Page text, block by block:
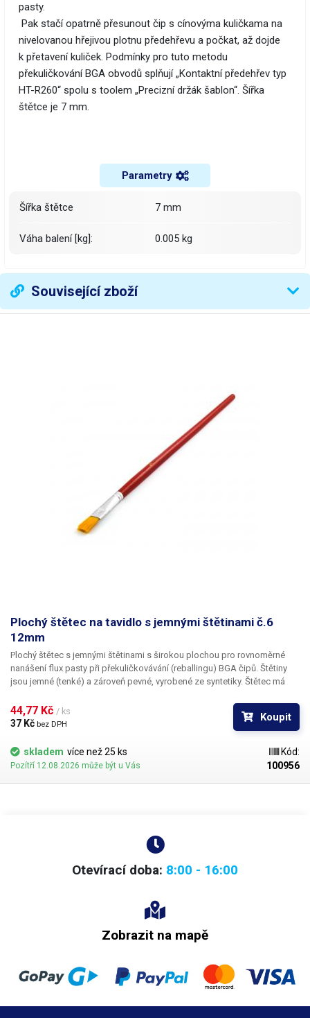
pasty.
Pak stačí opatrně přesunout čip s cínovýma kuličkama na
nivelovanou hřejivou plotnu předehřevu a počkat, až dojde
k přetavení kuliček. Podmínky pro tuto metodu
překuličkování BGA obvodů splňují „Kontaktní předehřev typ
HT-R260“ spolu s toolem „Precizní držák šablon“. Šířka
štětce je 7 mm.
Parametry
šířka štětce 7 mm
Váha balení [kg]: 0.005 kg
Související zboží
Plochý štětec na tavidlo s jemnými štětinami č.6
12mm
Plochý štětec s jemnými štětinami s širokou plochou pro rovnoměrné
nanášení flux pasty při překuličkovávání (reballingu) BGA čipů. Štětiny
jsou jemné (tenké) a zároveň pevné, vyrobené ze syntetiky. Štětec má
činí 28cm. Vhodný pro nanášení tavidel.
44,77 Kč / ks
37 Kč bez DPH
Koupit
skladem více než 25 ks
Pozítří 12.08.2026 může být u Vás
Kód:
100956
Otevírací doba: 8:00 - 16:00
Zobrazit na mapě